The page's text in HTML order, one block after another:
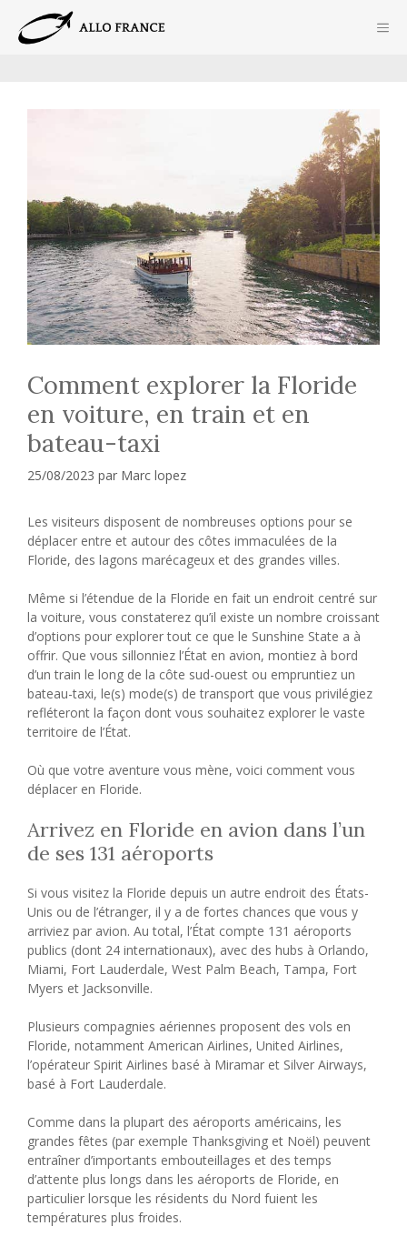
contenu
Comment explorer la Floride
en voiture, en train et en
bateau-taxi
25/08/2023 par Marc lopez
Les visiteurs disposent de nombreuses options pour se
déplacer entre et autour des côtes immaculées de la
Floride, des lagons marécageux et des grandes villes.
Même si l’étendue de la Floride en fait un endroit centré sur
la voiture, vous constaterez qu’il existe un nombre croissant
d’options pour explorer tout ce que le Sunshine State a à
offrir. Que vous sillonniez l’État en avion, montiez à bord
d’un train le long de la côte sud-ouest ou empruntiez un
bateau-taxi, le(s) mode(s) de transport que vous privilégiez
refléteront la façon dont vous souhaitez explorer le vaste
territoire de l’État.
Où que votre aventure vous mène, voici comment vous
déplacer en Floride.
Arrivez en Floride en avion dans l’un
de ses 131 aéroports
Si vous visitez la Floride depuis un autre endroit des États-
Unis ou de l’étranger, il y a de fortes chances que vous y
arriviez par avion. Au total, l’État compte 131 aéroports
publics (dont 24 internationaux), avec des hubs à Orlando,
Miami, Fort Lauderdale, West Palm Beach, Tampa, Fort
Myers et Jacksonville.
Plusieurs compagnies aériennes proposent des vols en
Floride, notamment American Airlines, United Airlines,
l’opérateur Spirit Airlines basé à Miramar et Silver Airways,
basé à Fort Lauderdale.
Comme dans la plupart des aéroports américains, les
grandes fêtes (par exemple Thanksgiving et Noël) peuvent
entraîner d’importants embouteillages et des temps
d’attente plus longs dans les aéroports de Floride, en
particulier lorsque les résidents du Nord fuient les
températures plus froides.